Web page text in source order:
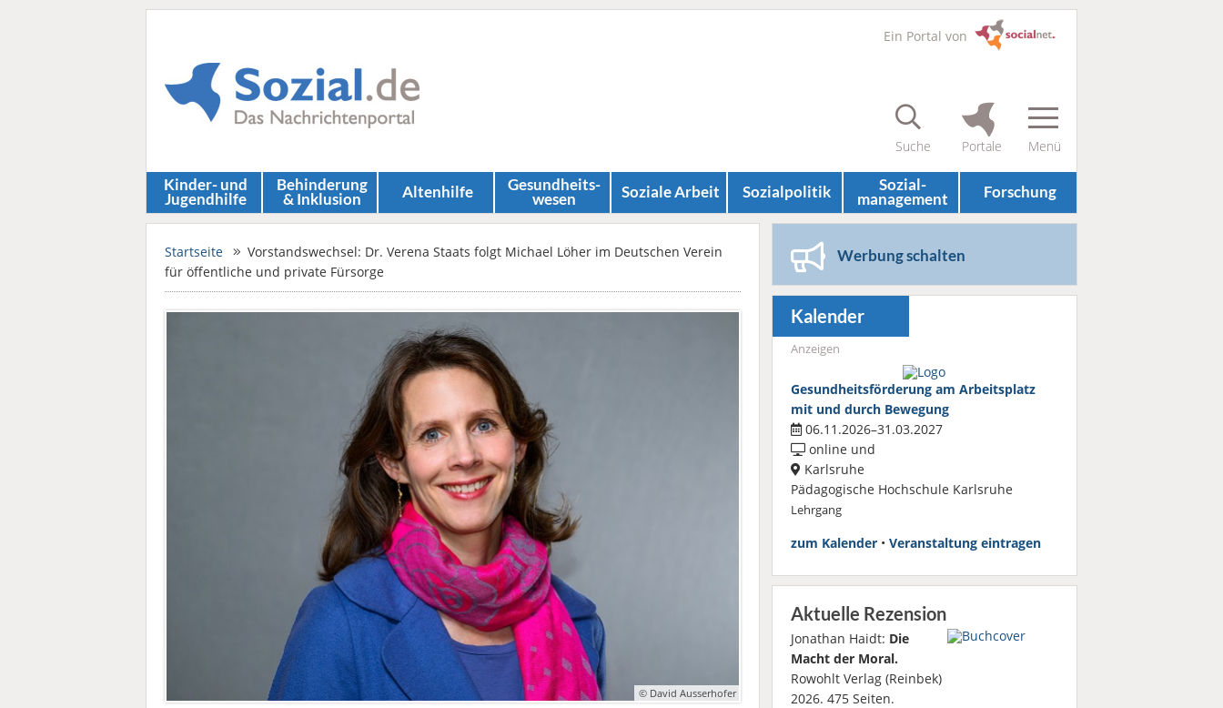
Ein Portal von
Kinder- und
Jugendhilfe
Behinderung
& Inklusion Altenhilfe Gesundheits­
wesen Soziale Arbeit Sozial­politik Sozial­
management Forschung
Startseite
Vorstandswechsel: Dr. Verena Staats folgt Michael Löher im Deutschen Verein
für öffentliche und private Fürsorge
© David Ausserhofer
Werbung schalten
Kalender
Anzeigen
Gesundheitsförderung am Arbeitsplatz
mit und durch Bewegung
06.11.2026–31.03.2027
online und
Karlsruhe
Pädagogische Hochschule Karlsruhe
Lehrgang
zum Kalender• Veranstaltung eintragen
Aktuelle Rezension
Jonathan Haidt: Die
Macht der Moral.
Rowohlt Verlag (Reinbek)
2026. 475 Seiten.